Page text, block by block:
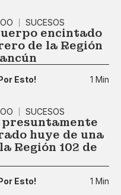
SUCESOS
encintado
de la Región
Esto! 1 Min
SUCESOS
presuntamente
huye de una
Región 102 de
Esto!
1 Min